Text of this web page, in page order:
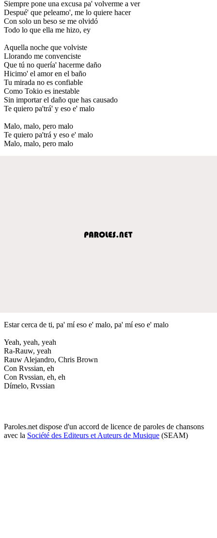
Siempre pone una excusa pa' volverme a ver
Despué' que peleamo', me lo quiere hacer
Con solo un beso se me olvidó
Todo lo que ella me hizo, ey
Aquella noche que volviste
Llorando me convenciste
Que tú no quería' hacerme daño
Hicimo' el amor en el baño
Tu mirada no es confiable
Como Tokio es inestable
Sin importar el daño que has causado
Te quiero pa'trá' y eso e' malo
Malo, malo, pero malo
Te quiero pa'trá y eso e' malo
Malo, malo, pero malo
Estar cerca de ti, pa' mí eso e' malo, pa' mí eso e' malo
Yeah, yeah, yeah
Ra-Rauw, yeah
Rauw Alejandro, Chris Brown
Con Rvssian, eh
Con Rvssian, eh, eh
Dímelo, Rvssian
Paroles.net dispose d'un accord de licence de paroles de chansons
avec la Société des Editeurs et Auteurs de Musique (SEAM)